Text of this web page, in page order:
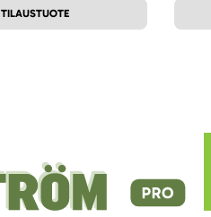
TILAUSTUOTE